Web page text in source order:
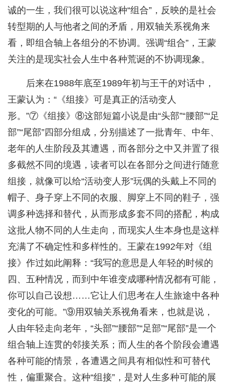
诚的一生，我们很可以说这种“组合”，反映的是社会
转型期的人与他者之间的矛盾，用双轴关系视角来
看，即组合轴上各组分的不协调。强调“组合”，王蒙
关注的是现实社会人生中各种荒诞的不协调现象。
后来在1988年底至1989年初与王干的对话中，
王蒙认为：“《组接》可是真正的活动变人
形。”⑦《组接》⑧这部短篇小说是由“头部”“腰部”“足
部”“尾部”四部分组成，分别描述了一批青年、中年、
老年的人生阶段及其遭遇，而各部分之中又并置了很
多截然不同的境遇，读者可以在各部分之间进行随意
组接，就像可以给“活动变人形”玩偶的头戴上不同的
帽子、身子穿上不同的衣服、脚穿上不同的鞋子，强
调多种选择和替代，从而形成多套不同的搭配，构成
这批人物不同的人生走向，而现实人生本身也是这样
充满了不确定性和多样性的。王蒙在1992年对《组
接》作过如此阐释：“我写的意思是人年轻的时候的
四、五种情况，而到中年谁变成哪种情况都有可能，
你可以自己设想……它让人们思考在人生旅途中各种
变化的可能。”⑨用双轴关系视角看来，也就是说，
人由年轻走向老年，“头部”“腰部”“足部”“尾部”是一个
组合轴上连贯的邻接关系；而人生的各个阶段会遭遇
各种可能的情景，各遭遇之间具有相似性和可替代
性，偏重聚合。这种“组接”，是对人生多种可能的展